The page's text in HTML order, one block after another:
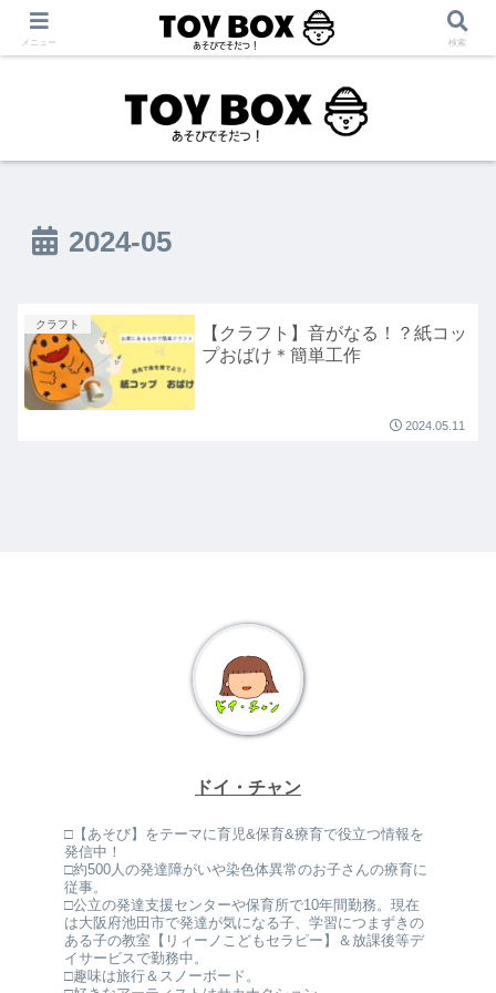
「あそび」をテーマに【育児・保育・療育】に役立つ情報を発信中！
2024-05
クラフト
【クラフト】音がなる！？紙コッ
プおばけ＊簡単工作
2024.05.11
ドイ・チャン
□【あそび】をテーマに育児&保育&療育で役立つ情報を
発信中！
□約500人の発達障がいや染色体異常のお子さんの療育に
従事。
□公立の発達支援センターや保育所で10年間勤務。現在
は大阪府池田市で発達が気になる子、学習につまずきの
ある子の教室【リィーノこどもセラピー】＆放課後等デ
イサービスで勤務中。
□趣味は旅行＆スノーボード。
メニュー 検索